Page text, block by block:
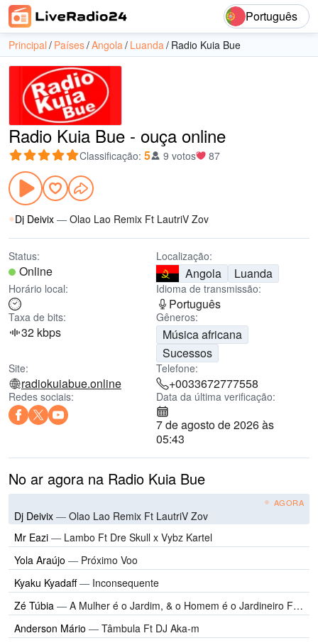
Português
Principal Países Angola Luanda Radio Kuia Bue
Radio Kuia Bue - ouça online
Classificação: 5 9 votos 87
Dj Deivix — Olao Lao Remix Ft LautriV Zov
Status:
Online
Localização:
Angola Luanda
Horário local: Idioma de transmissão:
Português
Taxa de bits:
32 kbps
Gêneros:
Música africana
Sucessos
Site:
radiokuiabue.online
Telefone:
+0033672777558
Redes sociais: Data da última verificação:
7 de agosto de 2026 às
05:43
No ar agora na Radio Kuia Bue
AGORA
Dj Deivix — Olao Lao Remix Ft LautriV Zov
Mr Eazi — Lambo Ft Dre Skull x Vybz Kartel
Yola Araújo — Próximo Voo
Kyaku Kyadaff— Inconsequente
Zé Túbia — A Mulher é o Jardim, & o Homem é o Jardineiro Ft LautriV Zov
Anderson Mário — Tâmbula Ft DJ Aka-m